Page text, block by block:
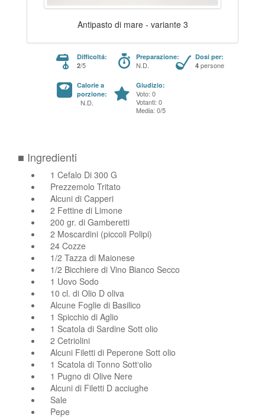
Antipasto di mare - variante 3
Difficoltá:
2/5
Preparazione:
N.D.
Dosi per:
4 persone
Calorie a
porzione:
N.D.
Giudizio:
Voto: 0
Votanti: 0
Media: 0/5
■ Ingredienti
1 Cefalo Di 300 G
Prezzemolo Tritato
Alcuni di Capperi
2 Fettine di Limone
200 gr. di Gamberetti
2 Moscardini (piccoli Polipi)
24 Cozze
1/2 Tazza di Maionese
1/2 Bicchiere di Vino Bianco Secco
1 Uovo Sodo
10 cl. di Olio D oliva
Alcune Foglie di Basilico
1 Spicchio di Aglio
1 Scatola di Sardine Sott olio
2 Cetriolini
Alcuni Filetti di Peperone Sott olio
1 Scatola di Tonno Sott‘olio
1 Pugno di Olive Nere
Alcuni di Filetti D acciughe
Sale
Pepe